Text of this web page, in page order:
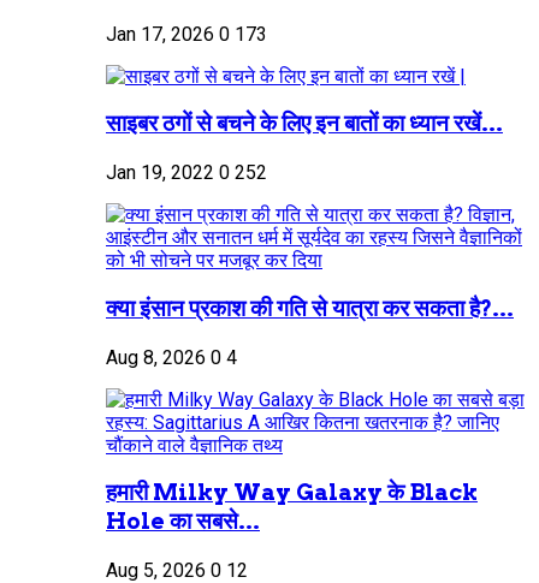
Jan 17, 2026 0 173
साइबर ठगों से बचने के लिए इन बातों का ध्यान रखें...
Jan 19, 2022 0 252
क्या इंसान प्रकाश की गति से यात्रा कर सकता है?...
Aug 8, 2026 0 4
हमारी Milky Way Galaxy के Black
Hole का सबसे...
Aug 5, 2026 0 12